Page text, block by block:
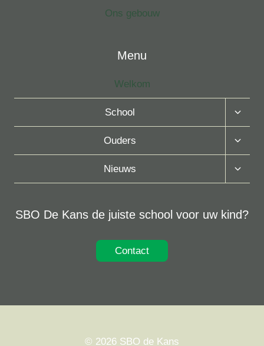
Ons gebouw
Menu
Welkom
School
Toggle
Ouders
Toggle
Nieuws
Toggle
SBO De Kans de juiste school voor uw kind?
Contact
© 2026 SBO de Kans